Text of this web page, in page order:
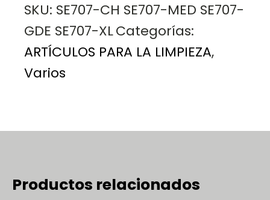
(DOMÉSTICO)
cantidad
SKU: SE707-CH SE707-MED SE707-
GDE SE707-XLCategorías:
ARTÍCULOS PARA LA LIMPIEZA,
Varios
Productos relacionados